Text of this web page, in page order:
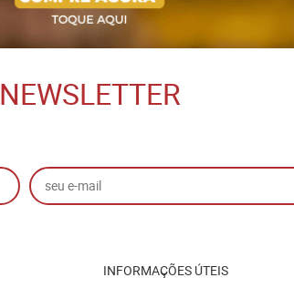
NEWSLETTER
INFORMAÇÕES ÚTEIS